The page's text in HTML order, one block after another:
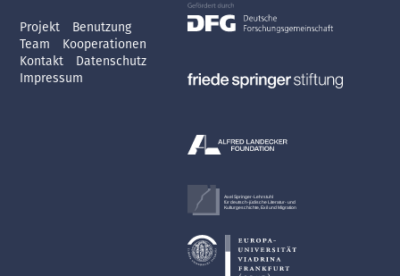
Projekt
Benutzung
Team
Kooperationen
Kontakt
Datenschutz
Impressum
Axel Springer-Lehrstuhl
für deutsch-jüdische Literatur- und
Kulturgeschichte, Exil und Migration